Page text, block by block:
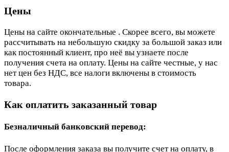
Цены
Цены на сайте окончательные . Скорее всего, вы можете
рассчитывать на небольшую скидку за большой заказ или
как постоянный клиент, про неё вы узнаете после
получения счета на оплату. Цены на сайте честные, у нас
нет цен без НДС, все налоги включены в стоимость
товара.
Как оплатить заказанный товар
Безналичный банковский перевод:
После оформления заказа вы получите счет на оплату, в